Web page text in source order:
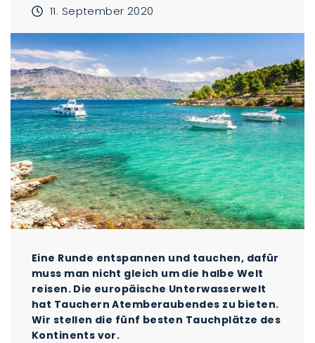
11. September 2020
Eine Runde entspannen und tauchen, dafür
muss man nicht gleich um die halbe Welt
reisen. Die europäische Unterwasserwelt
hat Tauchern Atemberaubendes zu bieten.
Wir stellen die fünf besten Tauchplätze des
Kontinents vor.